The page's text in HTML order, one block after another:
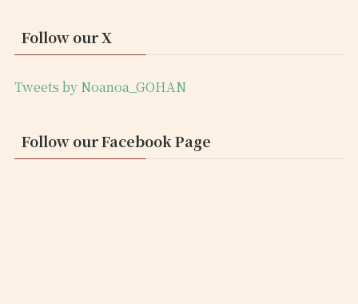
Follow our X
Tweets by Noanoa_GOHAN
Follow our Facebook Page